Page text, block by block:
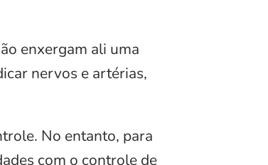
enxergam ali uma
nervos e artérias,
No entanto, para
com o controle de